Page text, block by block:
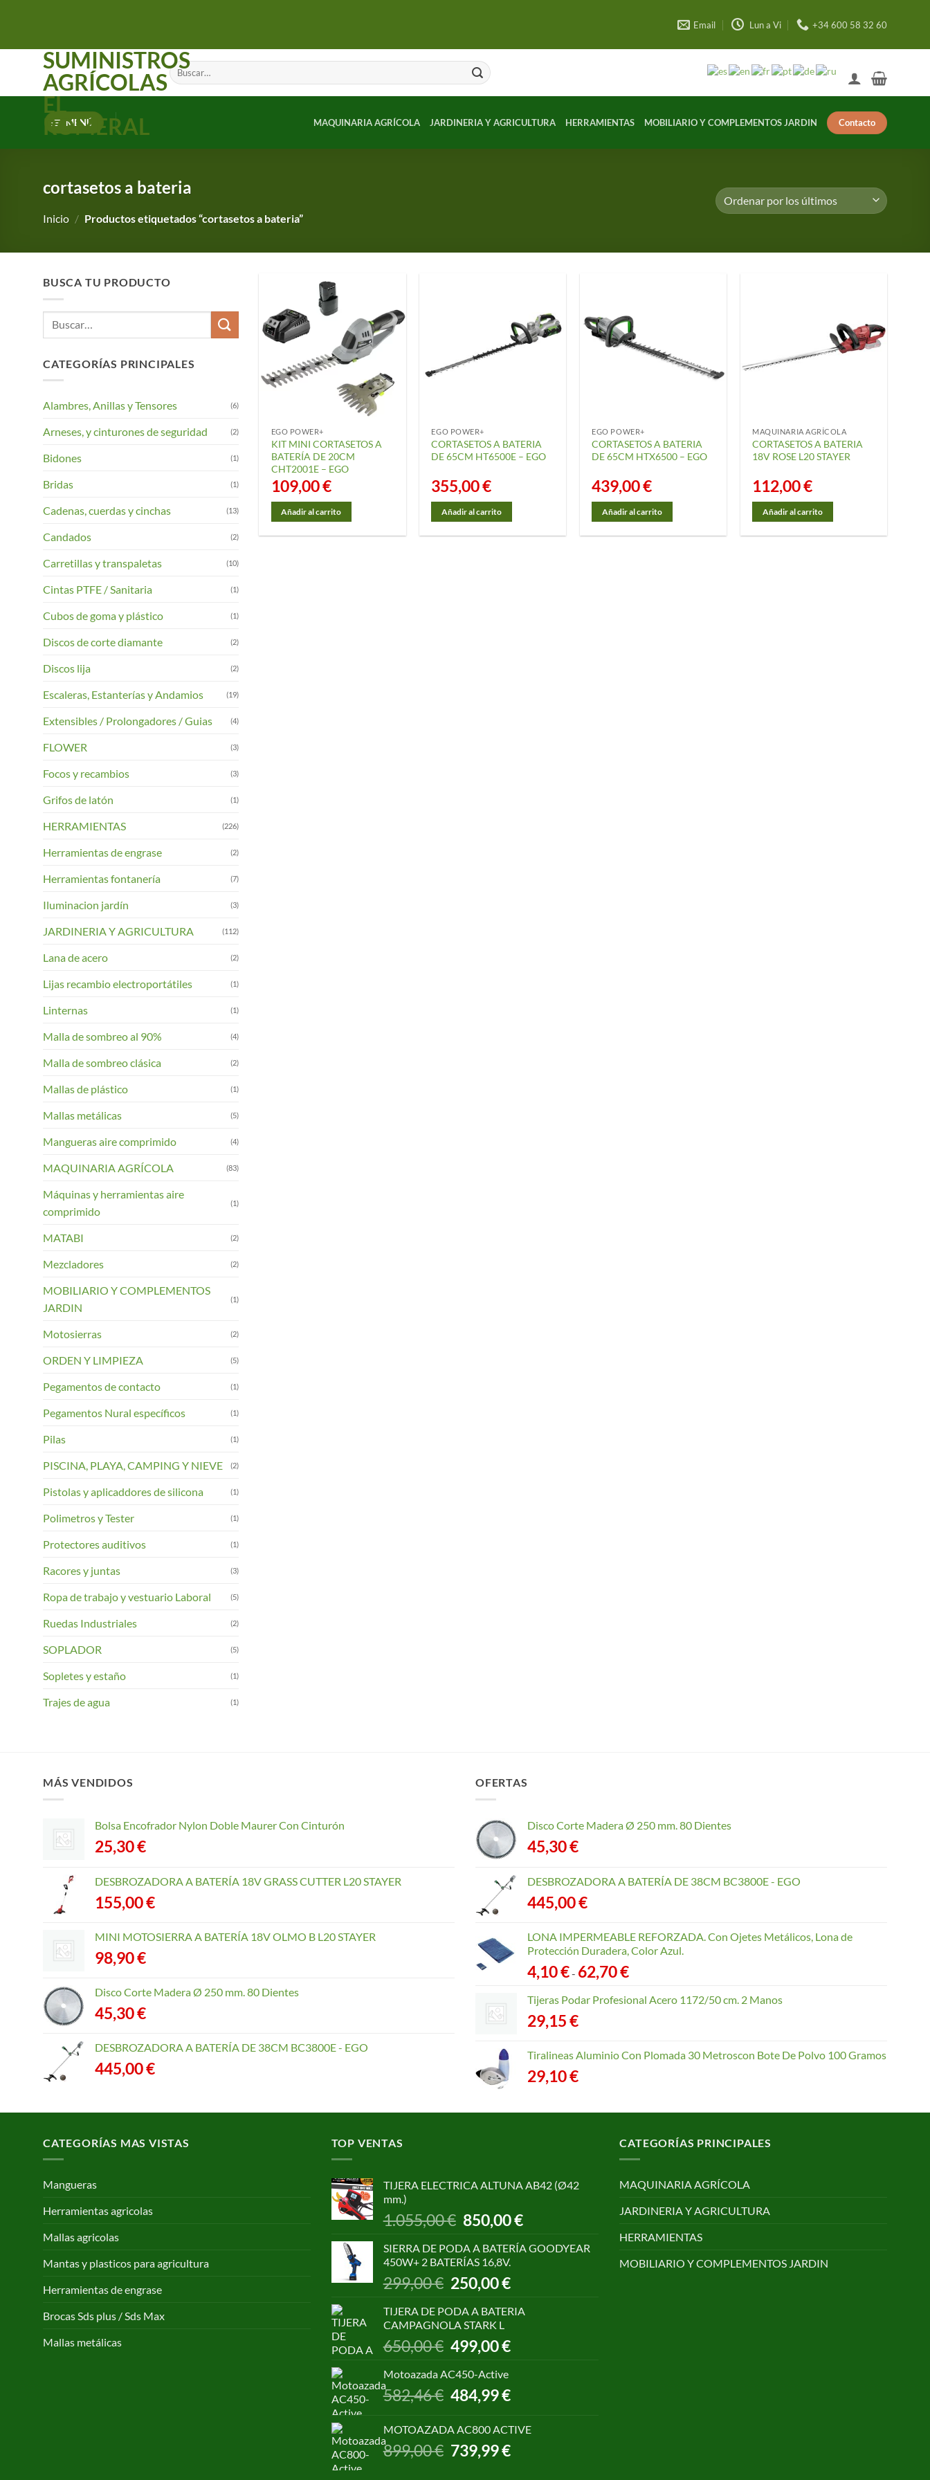
Email Lun a Vi +34 600 58 32 60
SUMINISTROS
AGRÍCOLAS
EL
ROMERAL
Buscar
por:
MENÚ MAQUINARIA AGRÍCOLA JARDINERIA Y AGRICULTURA HERRAMIENTAS MOBILIARIO Y COMPLEMENTOS JARDIN Contacto
cortasetos a bateria
Inicio / Productos etiquetados “cortasetos a bateria”
BUSCA TU PRODUCTO
Buscar
CATEGORÍAS PRINCIPALES
Alambres, Anillas y Tensores (6)
Arneses, y cinturones de seguridad (2)
Bidones (1)
Bridas (1)
Cadenas, cuerdas y cinchas (13)
Candados (2)
Carretillas y transpaletas (10)
Cintas PTFE / Sanitaria (1)
Cubos de goma y plástico (1)
Discos de corte diamante (2)
Discos lija (2)
Escaleras, Estanterías y Andamios (19)
Extensibles / Prolongadores / Guias (4)
FLOWER (3)
Focos y recambios (3)
Grifos de latón (1)
HERRAMIENTAS (226)
Herramientas de engrase (2)
Herramientas fontanería (7)
Iluminacion jardín (3)
JARDINERIA Y AGRICULTURA (112)
Lana de acero (2)
Lijas recambio electroportátiles (1)
Linternas (1)
Malla de sombreo al 90% (4)
Malla de sombreo clásica (2)
Mallas de plástico (1)
Mallas metálicas (5)
Mangueras aire comprimido (4)
MAQUINARIA AGRÍCOLA (83)
Máquinas y herramientas aire
comprimido
(1)
MATABI (2)
Mezcladores (2)
MOBILIARIO Y COMPLEMENTOS
JARDIN
(1)
Motosierras (2)
ORDEN Y LIMPIEZA (5)
Pegamentos de contacto (1)
Pegamentos Nural específicos (1)
Pilas (1)
PISCINA, PLAYA, CAMPING Y NIEVE (2)
Pistolas y aplicaddores de silicona (1)
Polimetros y Tester (1)
Protectores auditivos (1)
Racores y juntas (3)
Ropa de trabajo y vestuario Laboral (5)
Ruedas Industriales (2)
SOPLADOR (5)
Sopletes y estaño (1)
Trajes de agua (1)
EGO POWER+
KIT MINI CORTASETOS A
BATERÍA DE 20CM
CHT2001E – EGO
109,00€
Añadir al carrito
EGO POWER+
CORTASETOS A BATERIA
DE 65CM HT6500E – EGO
355,00€
Añadir al carrito
EGO POWER+
CORTASETOS A BATERIA
DE 65CM HTX6500 – EGO
439,00€
Añadir al carrito
MAQUINARIA AGRÍCOLA
CORTASETOS A BATERIA
18V ROSE L20 STAYER
112,00€
Añadir al carrito
MÁS VENDIDOS
Bolsa Encofrador Nylon Doble Maurer Con Cinturón
25,30€
DESBROZADORA A BATERÍA 18V GRASS CUTTER L20 STAYER
155,00€
MINI MOTOSIERRA A BATERÍA 18V OLMO B L20 STAYER
98,90€
Disco Corte Madera Ø 250 mm. 80 Dientes
45,30€
DESBROZADORA A BATERÍA DE 38CM BC3800E - EGO
445,00€
OFERTAS
Disco Corte Madera Ø 250 mm. 80 Dientes
45,30€
DESBROZADORA A BATERÍA DE 38CM BC3800E - EGO
445,00€
LONA IMPERMEABLE REFORZADA. Con Ojetes Metálicos, Lona de
Protección Duradera, Color Azul.
4,10€- 62,70€Rango
precios:
62,70 €
Tijeras Podar Profesional Acero 1172/50 cm. 2 Manos
29,15€
Tiralineas Aluminio Con Plomada 30 Metroscon Bote De Polvo 100 Gramos
29,10€
CATEGORÍAS MAS VISTAS
Mangueras
Herramientas agricolas
Mallas agricolas
Mantas y plasticos para agricultura
Herramientas de engrase
Brocas Sds plus / Sds Max
Mallas metálicas
TOP VENTAS
TIJERA ELECTRICA ALTUNA AB42 (Ø42
mm.)
1.055,00€ El
precio
original
era:
1.055,00 €.
850,00€El
actual
SIERRA DE PODA A BATERÍA GOODYEAR
450W+ 2 BATERÍAS 16,8V.
299,00€ El
precio
original
era:
299,00 €.
250,00€El
actual
250,00 €.
TIJERA DE PODA A BATERIA
CAMPAGNOLA STARK L
650,00€
El
precio
original
650,00 €.
499,00€El
499,00 €.
Motoazada AC450-Active
582,46€
El
precio
era:
582,46 €.
484,99€El
es:
484,99 €.
MOTOAZADA AC800 ACTIVE
899,00€ El
precio
739,99€El
CATEGORÍAS PRINCIPALES
MAQUINARIA AGRÍCOLA
JARDINERIA Y AGRICULTURA
HERRAMIENTAS
MOBILIARIO Y COMPLEMENTOS JARDIN